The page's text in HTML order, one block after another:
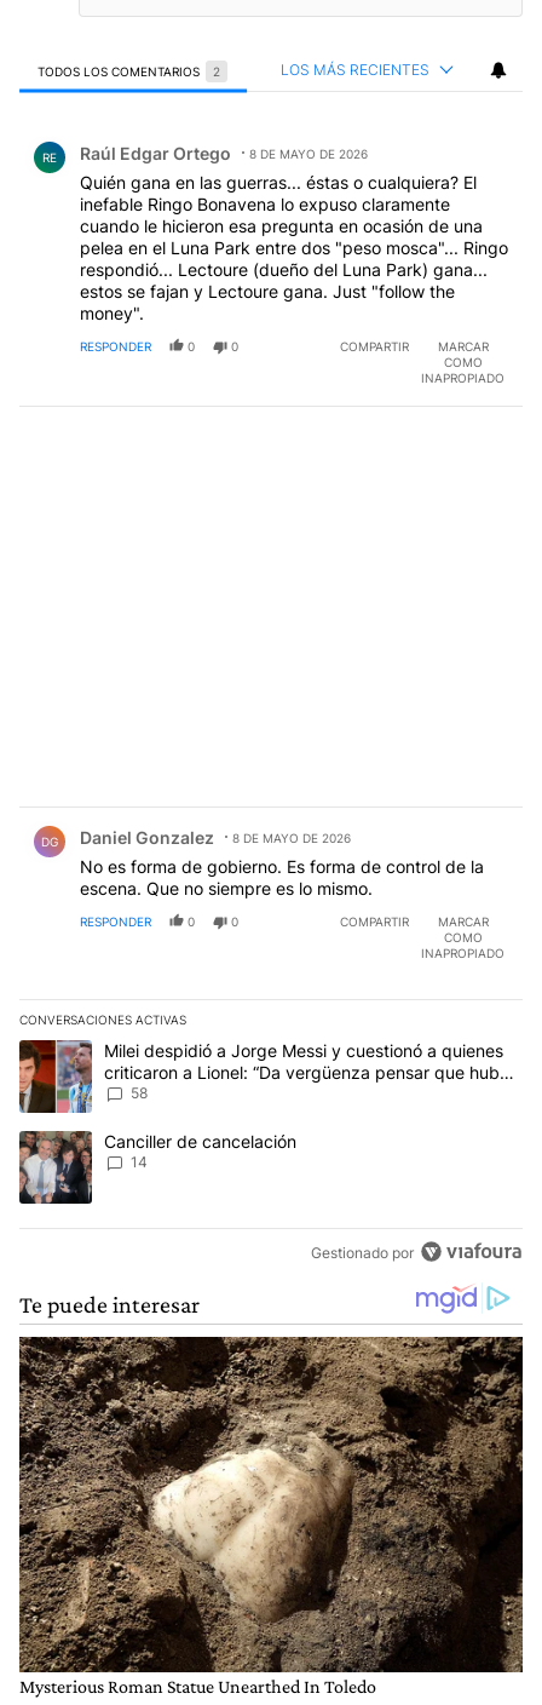
TODOS LOS COMENTARIOS 2 LOS MÁS RECIENTES
RE Raúl Edgar Ortego 8 DE MAYO DE 2026
Quién gana en las guerras... éstas o cualquiera? El
inefable Ringo Bonavena lo expuso claramente
cuando le hicieron esa pregunta en ocasión de una
pelea en el Luna Park entre dos "peso mosca"... Ringo
respondió... Lectoure (dueño del Luna Park) gana...
estos se fajan y Lectoure gana. Just "follow the
money".
RESPONDER 0 0 COMPARTIR
MARCAR
COMO
INAPROPIADO
DG Daniel Gonzalez 8 DE MAYO DE 2026
No es forma de gobierno. Es forma de control de la
escena. Que no siempre es lo mismo.
RESPONDER 0 0 COMPARTIR
MARCAR
COMO
INAPROPIADO
CONVERSACIONES ACTIVAS
Este listado muestra los artículos con más comentarios en los
Un artículo de tendencia con el título "Milei despidió a Jorge
Milei despidió a Jorge Messi y cuestionó a quienes
criticaron a Lionel: “Da vergüenza pensar que hubo
anti-Messi”
58
Un artículo de tendencia con el título "Canciller de cancelación"
Canciller de cancelación
14
Gestionado por